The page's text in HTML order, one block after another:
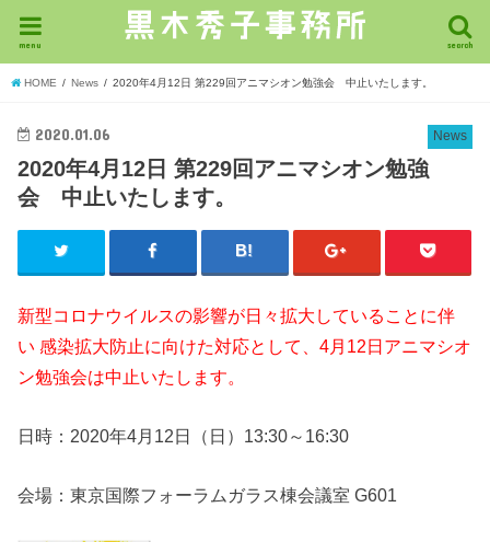
search
menu
HOME News 2020年4月12日 第229回アニマシオン勉強会 中止いたします。
News
2020.01.06
2020年4月12日 第229回アニマシオン勉強
会 中止いたします。
新型コロナウイルスの影響が日々拡大していることに伴
い 感染拡大防止に向けた対応として、4月12日アニマシオ
ン勉強会は中止いたします。
日時：2020年4月12日（日）13:30～16:30
会場：東京国際フォーラムガラス棟会議室 G601